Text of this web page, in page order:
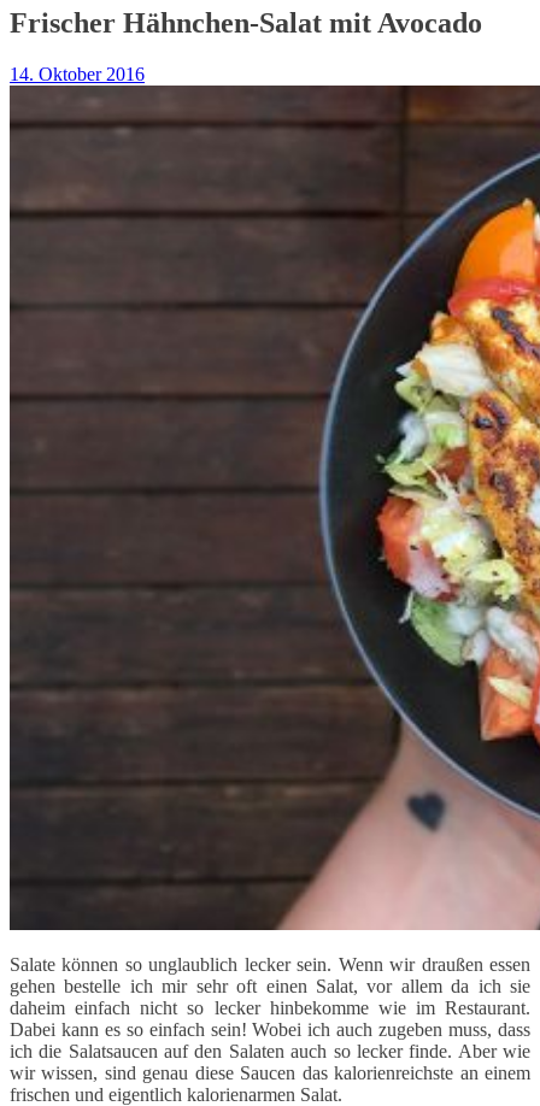
Frischer Hähnchen-Salat mit Avocado
14. Oktober 2016
Salate können so unglaublich lecker sein. Wenn wir draußen essen
gehen bestelle ich mir sehr oft einen Salat, vor allem da ich sie
daheim einfach nicht so lecker hinbekomme wie im Restaurant.
Dabei kann es so einfach sein! Wobei ich auch zugeben muss, dass
ich die Salatsaucen auf den Salaten auch so lecker finde. Aber wie
wir wissen, sind genau diese Saucen das kalorienreichste an einem
frischen und eigentlich kalorienarmen Salat.